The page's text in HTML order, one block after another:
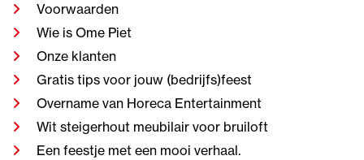
Voorwaarden
Wie is Ome Piet
Onze klanten
Gratis tips voor jouw (bedrijfs)feest
Overname van Horeca Entertainment
Wit steigerhout meubilair voor bruiloft
Een feestje met een mooi verhaal.